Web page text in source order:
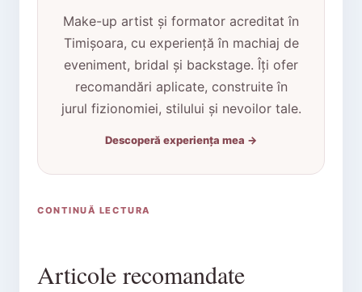
Make-up artist și formator acreditat în
Timișoara, cu experiență în machiaj de
eveniment, bridal și backstage. Îți ofer
recomandări aplicate, construite în
jurul fizionomiei, stilului și nevoilor tale.
Descoperă experiența mea →
CONTINUĂ LECTURA
Articole recomandate